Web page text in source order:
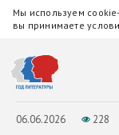
Мы используем
вы принимаете
06.06.2026 228